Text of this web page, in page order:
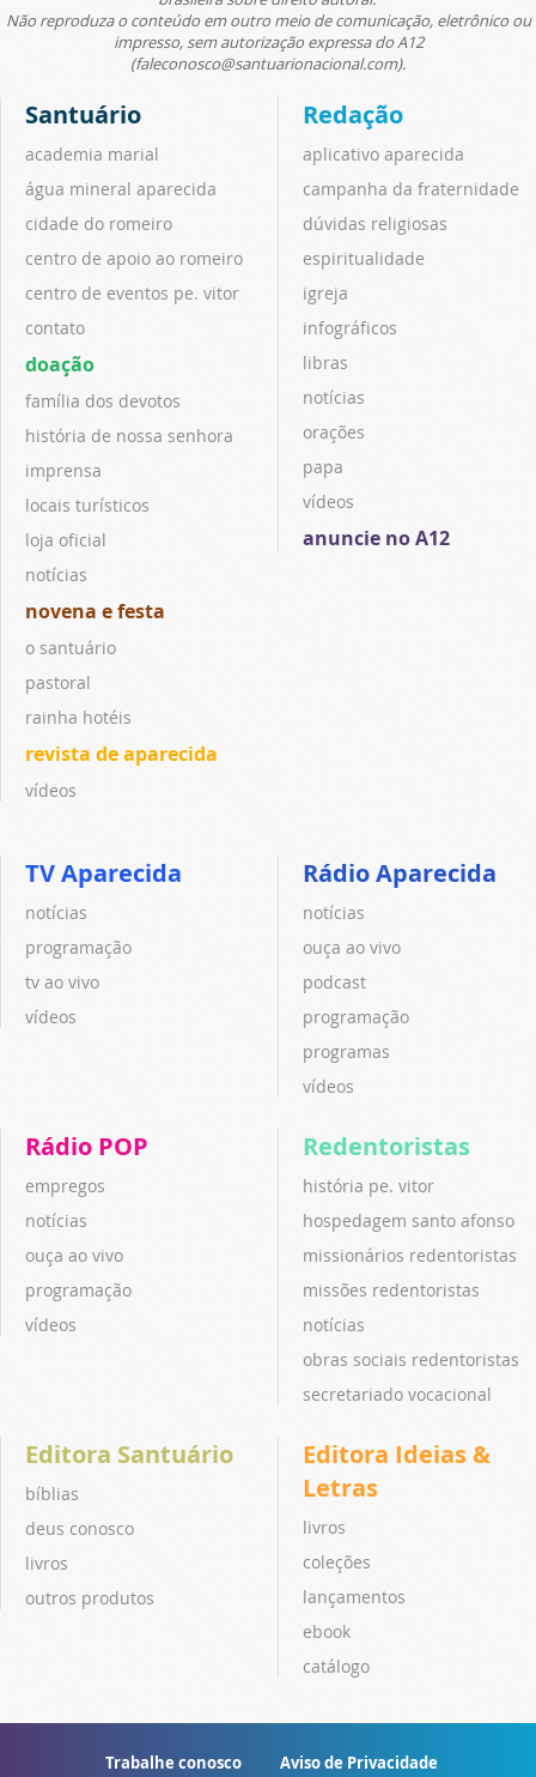
Não reproduza o conteúdo em outro meio de comunicação, eletrônico ou
impresso, sem autorização expressa do A12
(faleconosco@santuarionacional.com).
Santuário
academia marial
água mineral aparecida
cidade do romeiro
centro de apoio ao romeiro
centro de eventos pe. vitor
contato
doação
família dos devotos
história de nossa senhora
imprensa
locais turísticos
loja oficial
notícias
novena e festa
o santuário
pastoral
rainha hotéis
revista de aparecida
vídeos
Redação
aplicativo aparecida
campanha da fraternidade
dúvidas religiosas
espiritualidade
igreja
infográficos
libras
notícias
orações
papa
vídeos
anuncie no A12
TV Aparecida
notícias
programação
tv ao vivo
vídeos
Rádio Aparecida
notícias
ouça ao vivo
podcast
programação
programas
vídeos
Rádio POP
empregos
notícias
ouça ao vivo
programação
vídeos
Redentoristas
história pe. vitor
hospedagem santo afonso
missionários redentoristas
missões redentoristas
notícias
obras sociais redentoristas
secretariado vocacional
Editora Santuário
bíblias
deus conosco
livros
outros produtos
Editora Ideias &
Letras
livros
coleções
lançamentos
ebook
catálogo
Trabalhe conosco Aviso de Privacidade